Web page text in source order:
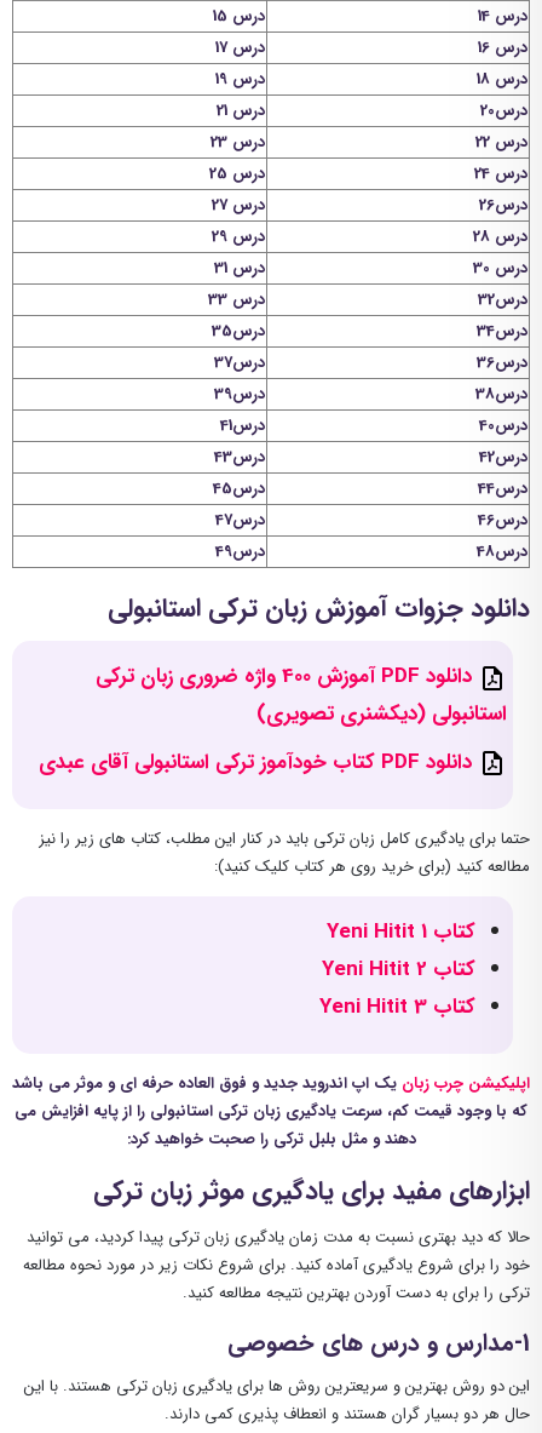
درس 14
درس 15
درس 16
درس 17
درس 18
درس 19
درس20
درس 21
درس 22
درس 23
درس 24
درس 25
درس26
درس 27
درس 28
درس 29
درس 30
درس 31
درس32
درس 33
درس34
درس35
درس36
درس37
درس38
درس39
درس40
درس41
درس42
درس43
درس44
درس45
درس46
درس47
درس48
درس49
دانلود جزوات آموزش زبان ترکی استانبولی
دانلود PDF آموزش 400 واژه ضروری زبان ترکی
استانبولی (دیکشنری تصویری)
دانلود PDF کتاب خودآموز ترکی استانبولی آقای عبدی
حتما برای یادگیری کامل زبان ترکی باید در کنار این مطلب، کتاب های زیر را نیز
مطالعه کنید (برای خرید روی هر کتاب کلیک کنید):
کتاب Yeni Hitit 1
کتاب Yeni Hitit 2
کتاب Yeni Hitit 3
اپلیکیشن چرب زبان یک اپ اندروید جدید و فوق العاده حرفه ای و موثر می باشد
که با وجود قیمت کم، سرعت یادگیری زبان ترکی استانبولی را از پایه افزایش می
دهند و مثل بلبل ترکی را صحبت خواهید کرد:
ابزارهای مفید برای یادگیری موثر زبان ترکی
حالا که دید بهتری نسبت به مدت زمان یادگیری زبان ترکی پیدا کردید، می توانید
خود را برای شروع یادگیری آماده کنید. برای شروع نکات زیر در مورد نحوه مطالعه
ترکی را برای به دست آوردن بهترین نتیجه مطالعه کنید.
1-مدارس و درس های خصوصی
این دو روش بهترین و سریعترین روش ها برای یادگیری زبان ترکی هستند. با این
حال هر دو بسیار گران هستند و انعطاف پذیری کمی دارند.